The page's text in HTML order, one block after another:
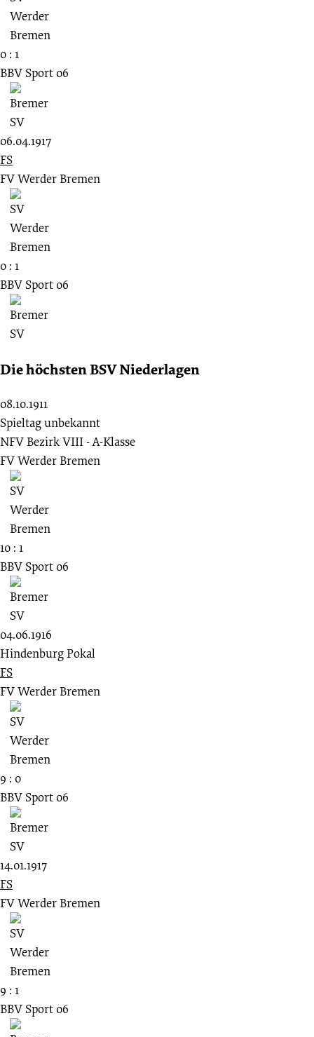
0 : 1
BBV Sport 06
06.04.1917
FS
FV Werder Bremen
0 : 1
BBV Sport 06
Die höchsten BSV Niederlagen
08.10.1911
Spieltag unbekannt
NFV Bezirk VIII - A-Klasse
FV Werder Bremen
10 : 1
BBV Sport 06
04.06.1916
Hindenburg Pokal
FS
FV Werder Bremen
9 : 0
BBV Sport 06
14.01.1917
FS
FV Werder Bremen
9 : 1
BBV Sport 06